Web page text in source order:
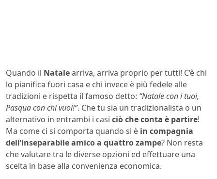
Quando il Natalearriva, arriva proprio per tutti! C’è chi
lo pianifica fuori casa e chi invece è più fedele alle
tradizioni e rispetta il famoso detto: “Natale con i tuoi,
Pasqua con chi vuoi!”. Che tu sia un tradizionalista o un
alternativo in entrambi i casi ciò che conta è partire!
Ma come ci si comporta quando si è in compagnia
dell’inseparabile amico a quattro zampe? Non resta
che valutare tra le diverse opzioni ed effettuare una
scelta in base alla convenienza economica.